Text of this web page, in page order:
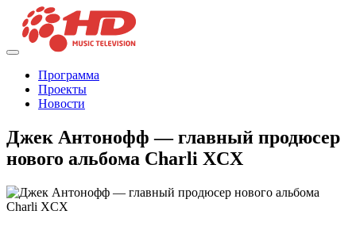
Программа
Проекты
Новости
Джек Антонофф — главный продюсер
нового альбома Charli XCX